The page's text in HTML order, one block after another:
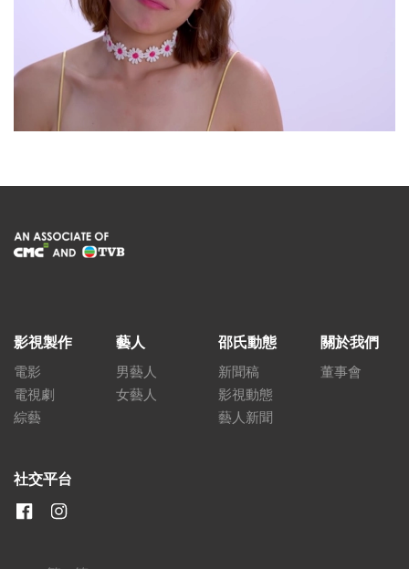
影視製作
電影
電視劇
綜藝
藝人
男藝人
女藝人
邵氏動態
新聞稿
影視動態
藝人新聞
關於我們
董事會
社交平台